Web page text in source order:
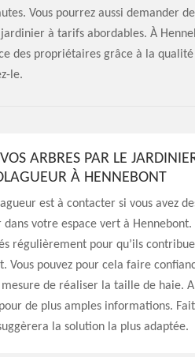
Vous pourrez aussi demander
à tarifs abordables. À
des propriétaires grâce à la qualité
le.
ARBRES PAR LE
À HENNEBONT
est à contacter si vous avez
votre espace vert à Hennebont.
régulièrement pour qu’ils
Vous pouvez pour cela faire
mesure de réaliser la taille de haie.
de plus amples informations.
la solution la plus adaptée.